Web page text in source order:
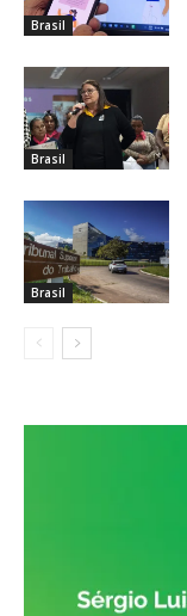
Brasil
Brasil
Brasil